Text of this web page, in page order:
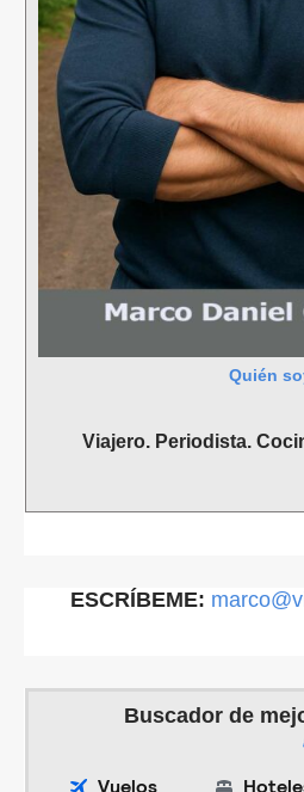
Quién
Viajero. Periodista.
ESCRÍBEME:
Buscador de